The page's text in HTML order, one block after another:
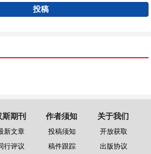
投稿
斯期刊
新文章
行评议
作者须知
投稿须知
稿件跟踪
关于我们
开放获取
出版协议